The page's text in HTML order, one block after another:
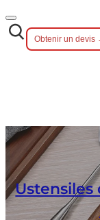
Obtenir un devis
Ustensiles